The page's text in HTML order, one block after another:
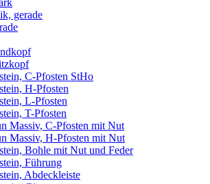
gerade
C-Pfosten StHo
H-Pfosten
L-Pfosten
T-Pfosten
Massiv, C-Pfosten mit Nut
Massiv, H-Pfosten mit Nut
Bohle mit Nut und Feder
Führung
Abdeckleiste